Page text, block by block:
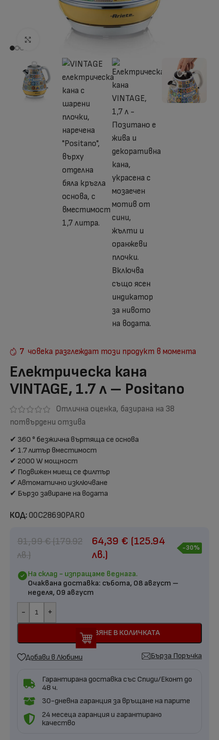
Отвори на голям екран
7 човека разглеждат този продукт в момента
Електрическа кана
VINTAGE, 1.7 л – Positano
Отлична оценка, базирана на 38
потвърдени отзива
✔ 360 ° безжична въртяща се основа
✔ 1.7 литър вместимост
✔ 2000 W мощност
✔ Подвижен миещ се филтър
✔ Автоматично изключване
✔ Бързо завиране на водата
КОД: 00C28690PAR0
91,99€(179.92
лв.)
64,39 € (125.94
лв.)
-30%
На склад - изпращаме веднага.
Очаквана доставка: събота, 08 август –
неделя, 09 август
- +
ДОБАВЯНЕ В КОЛИЧКАТА
Добави в Любими Бърза Поръчка
Гарантирана доставка със Спиди/Еконт до
48 ч.
30-дневна гаранция за връщане на парите
24 месеца гаранция и гарантирано
качество